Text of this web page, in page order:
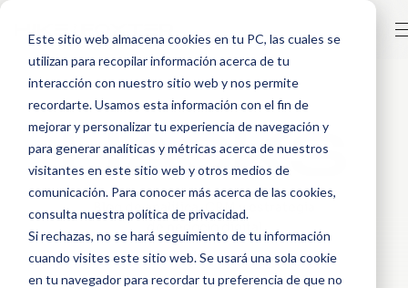
Este sitio web almacena cookies en tu PC, las cuales se
utilizan para recopilar información acerca de tu
interacción con nuestro sitio web y nos permite
recordarte. Usamos esta información con el fin de
mejorar y personalizar tu experiencia de navegación y
para generar analíticas y métricas acerca de nuestros
visitantes en este sitio web y otros medios de
comunicación. Para conocer más acerca de las cookies,
consulta nuestra política de privacidad.
Si rechazas, no se hará seguimiento de tu información
cuando visites este sitio web. Se usará una sola cookie
en tu navegador para recordar tu preferencia de que no
HACKS
Blog de analítica, CRM y estrategia